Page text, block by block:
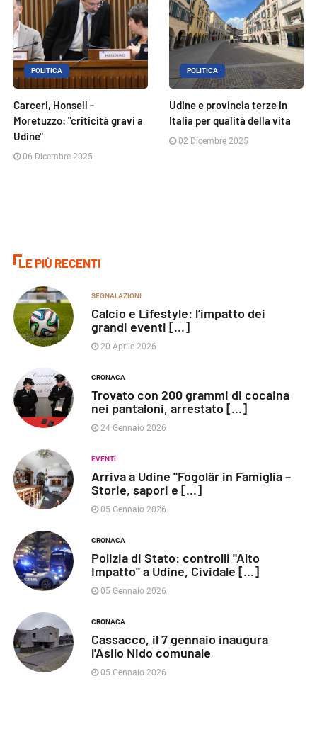
POLITICA
Carceri, Honsell -
Moretuzzo: "criticità gravi a
Udine"
06 Dicembre 2025
POLITICA
Udine e provincia terze in
Italia per qualità della vita
02 Dicembre 2025
LE PIÙ RECENTI
SEGNALAZIONI
Calcio e Lifestyle: l’impatto dei
grandi eventi [...]
20 Aprile 2026
CRONACA
Trovato con 200 grammi di cocaina
nei pantaloni, arrestato [...]
24 Gennaio 2026
EVENTI
Arriva a Udine "Fogolâr in Famiglia –
Storie, sapori e [...]
05 Gennaio 2026
CRONACA
Polizia di Stato: controlli "Alto
Impatto" a Udine, Cividale [...]
05 Gennaio 2026
CRONACA
Cassacco, il 7 gennaio inaugura
l'Asilo Nido comunale
05 Gennaio 2026